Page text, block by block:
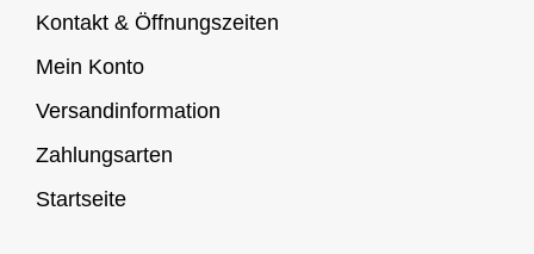
Kontakt & Öffnungszeiten
Mein Konto
Versandinformation
Zahlungsarten
Startseite